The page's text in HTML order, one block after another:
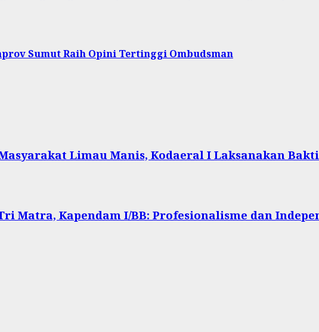
Sumut Raih Opini Tertinggi Ombudsman
Limau Manis, Kodaeral I Laksanakan
Matra, Kapendam I/BB: Profesionalisme dan